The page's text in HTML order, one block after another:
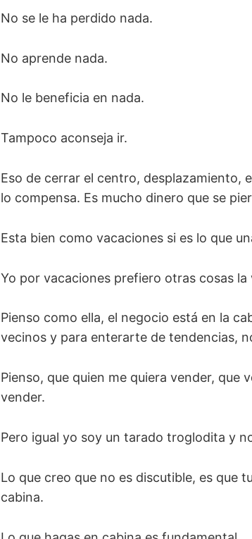
No se le ha perdido nada.
No aprende nada.
No le beneficia en nada.
Tampoco aconseja ir.
Eso de cerrar el centro, desplazamiento,
lo compensa. Es mucho dinero que se
Esta bien como vacaciones si es lo que
Yo por vacaciones prefiero otras cosas la
Pienso como ella, el negocio está en la
vecinos y para enterarte de tendencias,
Pienso, que quien me quiera vender, que
vender.
Pero igual yo soy un tarado troglodita y
Lo que creo que no es discutible, es que
cabina.